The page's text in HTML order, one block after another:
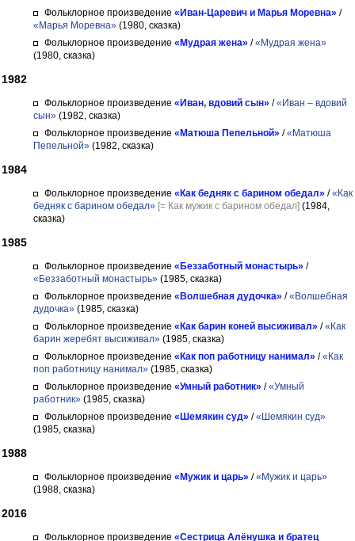
Фольклорное произведение «Иван-Царевич и Марья Моревна» /
«Марья Моревна» (1980, сказка)
Фольклорное произведение «Мудрая жена» /«Мудрая жена»
(1980, сказка)
1982
Фольклорное произведение «Иван, вдовий сын» /«Иван – вдовий
сын» (1982, сказка)
Фольклорное произведение «Матюша Пепельной» /«Матюша
Пепельной» (1982, сказка)
1984
Фольклорное произведение «Как бедняк с барином обедал» /«Как
бедняк с барином обедал» [= Как мужик с барином обедал] (1984,
сказка)
1985
Фольклорное произведение «Беззаботный монастырь» /
«Беззаботный монастырь» (1985, сказка)
Фольклорное произведение «Волшебная дудочка» /«Волшебная
дудочка» (1985, сказка)
Фольклорное произведение «Как барин коней высиживал» /«Как
барин жеребят высиживал» (1985, сказка)
Фольклорное произведение «Как поп работницу нанимал» /«Как
поп работницу нанимал» (1985, сказка)
Фольклорное произведение «Умный работник» /«Умный
работник» (1985, сказка)
Фольклорное произведение «Шемякин суд» /«Шемякин суд»
(1985, сказка)
1988
Фольклорное произведение «Мужик и царь» /«Мужик и царь»
(1988, сказка)
2016
Фольклорное произведение «Сестрица Алёнушка и братец